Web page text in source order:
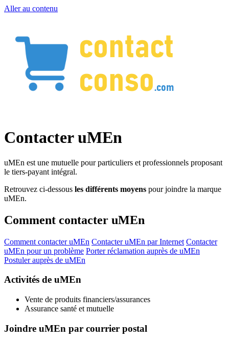
Aller au contenu
Contacter uMEn
uMEn est une mutuelle pour particuliers et professionnels proposant
le tiers-payant intégral.
Retrouvez ci-dessous les différents moyens pour joindre la marque
uMEn.
Comment contacter uMEn
Comment contacter uMEn Contacter uMEn par Internet Contacter
uMEn pour un problème Porter réclamation auprès de uMEn
Postuler auprès de uMEn
Activités de uMEn
Vente de produits financiers/assurances
Assurance santé et mutuelle
Joindre uMEn par courrier postal